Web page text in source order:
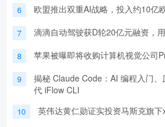
6 欧盟推出双重AI战略，投入约10亿
7 滴滴自动驾驶获D轮20亿元融资，
8 苹果被曝即将收购计算机视觉公司
9
揭秘 Claude Code：AI 编程入门
代 iFlow CLI
10 英伟达黄仁勋证实投资马斯克旗